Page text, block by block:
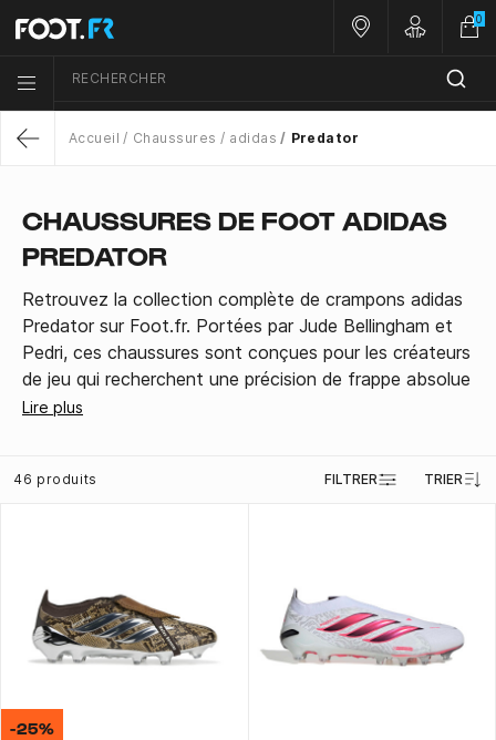
Menu list icon
RECHERCHER
Nos magasins
Customer
0
Accueil Chaussures adidas Predator
CHAUSSURES DE FOOT ADIDAS
PREDATOR
Retrouvez la collection complète de crampons adidas
Predator sur Foot.fr. Portées par Jude Bellingham et
Pedri, ces chaussures sont conçues pour les créateurs
de jeu qui recherchent une précision de frappe absolue
et un contrôle parfait. Disponibles en version Elite
votre paire dès maintenant !
Lire plus
46 produits FILTRER TRIER
-25%